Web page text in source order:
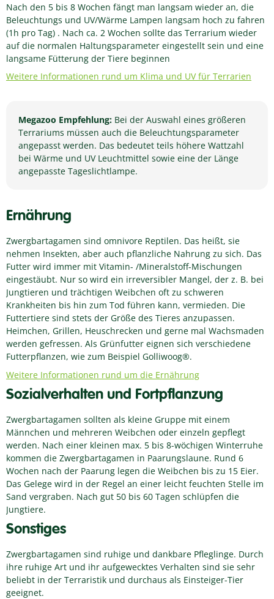
Nach den 5 bis 8 Wochen fängt man langsam wieder an, die
Beleuchtungs und UV/Wärme Lampen langsam hoch zu fahren
(1h pro Tag) . Nach ca. 2 Wochen sollte das Terrarium wieder
auf die normalen Haltungsparameter eingestellt sein und eine
langsame Fütterung der Tiere beginnen
Weitere Informationen rund um Klima und UV für Terrarien
Megazoo Empfehlung: Bei der Auswahl eines größeren
Terrariums müssen auch die Beleuchtungsparameter
angepasst werden. Das bedeutet teils höhere Wattzahl
bei Wärme und UV Leuchtmittel sowie eine der Länge
angepasste Tageslichtlampe.
Ernährung
Zwergbartagamen sind omnivore Reptilen. Das heißt, sie
nehmen Insekten, aber auch pflanzliche Nahrung zu sich. Das
Futter wird immer mit Vitamin- /Mineralstoff-Mischungen
eingestäubt. Nur so wird ein irreversibler Mangel, der z. B. bei
Jungtieren und trächtigen Weibchen oft zu schweren
Krankheiten bis hin zum Tod führen kann, vermieden. Die
Futtertiere sind stets der Größe des Tieres anzupassen.
Heimchen, Grillen, Heuschrecken und gerne mal Wachsmaden
werden gefressen. Als Grünfutter eignen sich verschiedene
Futterpflanzen, wie zum Beispiel Golliwoog®.
Weitere Informationen rund um die Ernährung
Sozialverhalten und Fortpflanzung
Zwergbartagamen sollten als kleine Gruppe mit einem
Männchen und mehreren Weibchen oder einzeln gepflegt
werden. Nach einer kleinen max. 5 bis 8-wöchigen Winterruhe
kommen die Zwergbartagamen in Paarungslaune. Rund 6
Wochen nach der Paarung legen die Weibchen bis zu 15 Eier.
Das Gelege wird in der Regel an einer leicht feuchten Stelle im
Sand vergraben. Nach gut 50 bis 60 Tagen schlüpfen die
Jungtiere.
Sonstiges
Zwergbartagamen sind ruhige und dankbare Pfleglinge. Durch
ihre ruhige Art und ihr aufgewecktes Verhalten sind sie sehr
beliebt in der Terraristik und durchaus als Einsteiger-Tier
geeignet.